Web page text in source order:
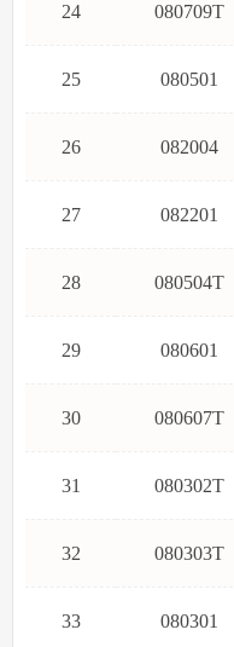
24 080709T
25 080501
26 082004
27 082201
28 080504T
29 080601
30 080607T
31 080302T
32 080303T
33 080301